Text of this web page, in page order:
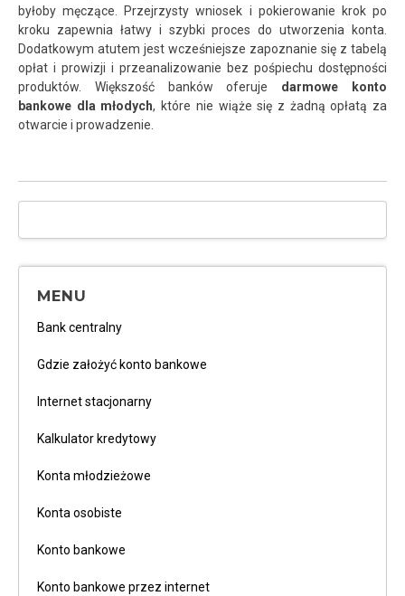
byłoby męczące. Przejrzysty wniosek i pokierowanie krok po
kroku zapewnia łatwy i szybki proces do utworzenia konta.
Dodatkowym atutem jest wcześniejsze zapoznanie się z tabelą
opłat i prowizji i przeanalizowanie bez pośpiechu dostępności
produktów. Większość banków oferuje darmowe konto
bankowe dla młodych, które nie wiąże się z żadną opłatą za
otwarcie i prowadzenie.
MENU
Bank centralny
Gdzie założyć konto bankowe
Internet stacjonarny
Kalkulator kredytowy
Konta młodzieżowe
Konta osobiste
Konto bankowe
Konto bankowe przez internet